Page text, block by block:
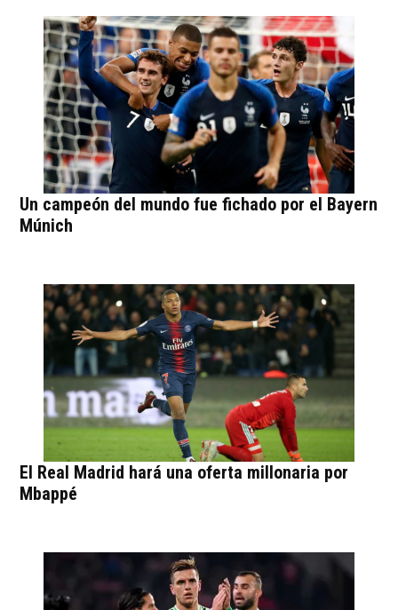
Un campeón del mundo fue fichado por el Bayern
Múnich
El Real Madrid hará una oferta millonaria por
Mbappé